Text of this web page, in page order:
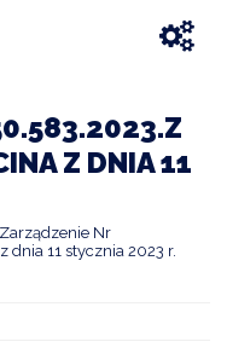
Z DNIA 11
Zarządzenie Nr
11 stycznia 2023 r.